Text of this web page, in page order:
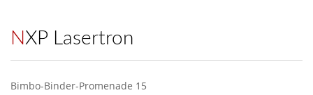
NXP Lasertron
Bimbo-Binder-Promenade 15